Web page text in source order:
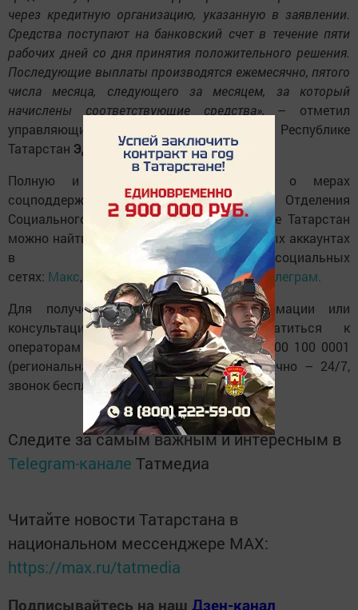
через кредитную организацию, указанную в заявлении.
Средства поступают на банковский счет в течение пяти
рабочих дней со дня принятия положительного решения.
Последующие выплаты производятся ежемесячно, пятого
числа месяца, следующего за месяцем, за который
начислены соответствующие средства», – отметил
управляющий Отделением СФР по Республике
Татарстан Эдуард Вафин.
Полную и достоверную информацию о мерах
соцподдержки, выплатах и услугах Отделения
Социального фонда России по Республике Татарстан
можно найти на
сайте СФРи в официальных аккаунтах
в социальных
сетях: Макс, ВКонтакте,ОдноклассникииТелеграм.
Для получения дополнительной информации или
консультации граждане могут обратиться к
операторам единого контакт-центра — 8 800 100 0001
(региональная линия работает круглосуточно – 24/7,
звонок бесплатный).
Следите за самым важным и интересным в
Telegram-канале Татмедиа
Читайте новости Татарстана в
национальном мессенджере MАХ:
https://max.ru/tatmedia
Подписывайтесь на наш Дзен-канал